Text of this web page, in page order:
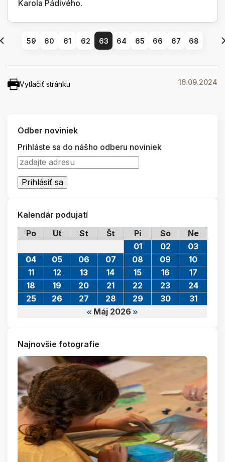
Karola Pádivého.
59 60 61 62 63 64 65 66 67 68
Vytlačiť stránku 16.09.2024
Odber noviniek
Prihláste sa do nášho odberu noviniek
Kalendár podujatí
Po
Ut St Št Pi So Ne
Máj 2026
01 02
03
04
05 06 07 08 09
10
11
12 13 14 15 16
17
18
19 20 21 22 23
24
25
26 27 28 29 30 31
Najnovšie fotografie